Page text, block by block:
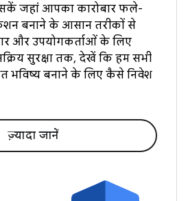
सकें जहां आपका कारोबार फले-
बनाने के आसान तरीकों से
और उपयोगकर्ताओं के लिए
सुरक्षा तक, देखें कि हम सभी
भविष्य बनाने के लिए कैसे निवेश
ज़्यादा जानें